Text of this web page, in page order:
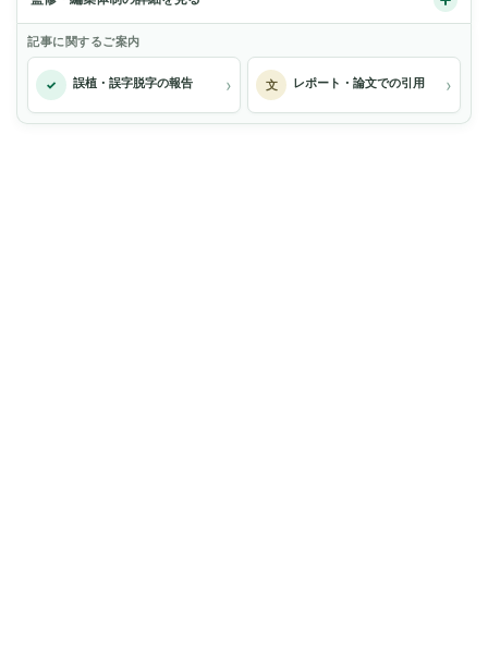
記事に関するご案内
✓ 誤植・誤字脱字の報告 › 文 レポート・論文での引用 ›